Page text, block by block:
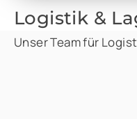
Logistik &
Unser Team für